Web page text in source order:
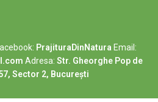
PrajituraDinNatura Email:
Adresa: Str. Gheorghe Pop de
Sector 2, București